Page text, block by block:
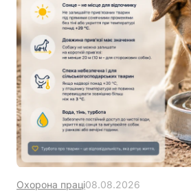
Охорона праці08.08.2026